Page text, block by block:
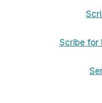
Scribe for